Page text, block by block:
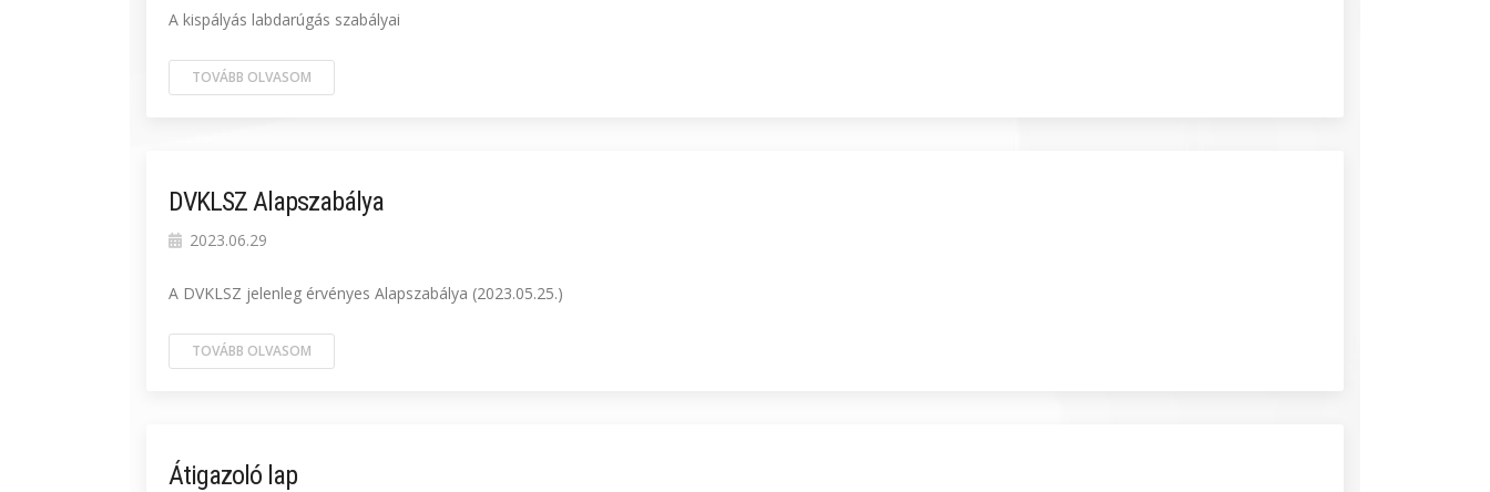
A kispályás labdarúgás szabályai
TOVÁBB OLVASOM
DVKLSZ Alapszabálya
2023.06.29
A DVKLSZ jelenleg érvényes Alapszabálya (2023.05.25.)
TOVÁBB OLVASOM
Átigazoló lap